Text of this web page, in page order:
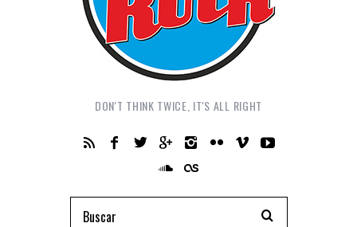
DON'T THINK TWICE, IT'S ALL RIGHT